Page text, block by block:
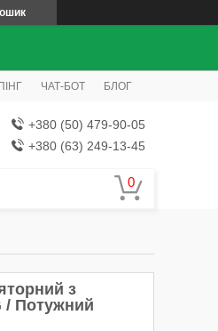
ЧАТ-БОТ БЛОГ
+380 (50) 479-90-05
+380 (63) 249-13-45
з
/ Потужний